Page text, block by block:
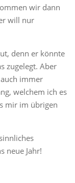
wir dann
will nur
denn er könnte
zugelegt. Aber
immer
welchem ich es
mir im übrigen
neue Jahr!